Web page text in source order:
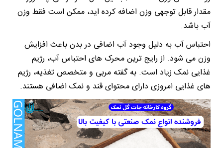
مقدار قابل توجهی وزن اضافه کرده اید، ممکن است فقط وزن
آب باشد.
احتباس آب به دلیل وجود آب اضافی در بدن باعث افزایش
وزن می شود. از رایج ترین محرک های احتباس آب، رژیم
غذایی نمک زیاد است. به گفته مربی و متخصص تغذیه، رژیم
های غذایی امروزی دارای محتوای قند و نمک اضافی هستند.